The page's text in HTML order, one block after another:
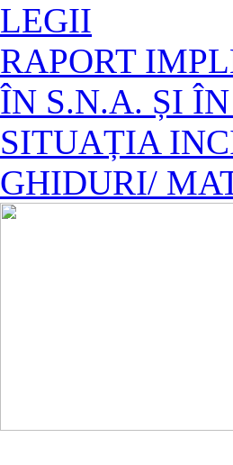
LEGII
RAPORT
ÎN S.N.A. ȘI
SITUAȚIA
GHIDURI/